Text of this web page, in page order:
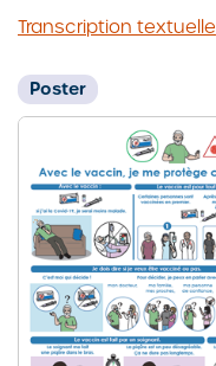
Transcription textuelle
Poster